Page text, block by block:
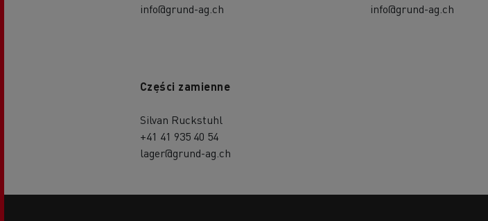
info@grund-ag.ch
info@grund-ag.ch
Części zamienne
Silvan Ruckstuhl
+41 41 935 40 54
lager@grund-ag.ch